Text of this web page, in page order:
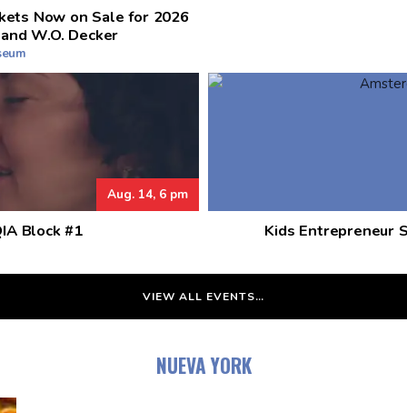
Now on Sale for 2026
W.O. Decker
Aug. 14, 6 pm
Block #1 Kids Entrepreneur
VIEW ALL EVENTS…
NUEVA YORK